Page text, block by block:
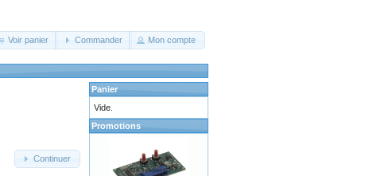
Voir panier Commander Mon compte
Continuer
Panier
Vide.
Promotions